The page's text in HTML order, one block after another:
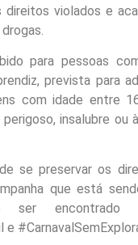
violados e
para pessoas
prevista para
com idade entre
insalubre
se preservar os
que está
ser
e